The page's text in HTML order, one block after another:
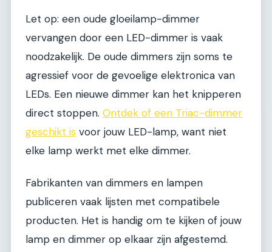
Let op: een oude gloeilamp-dimmer
vervangen door een LED-dimmer is vaak
noodzakelijk. De oude dimmers zijn soms te
agressief voor de gevoelige elektronica van
LEDs. Een nieuwe dimmer kan het knipperen
direct stoppen. Ontdek of een Triac-dimmer
geschikt is voor jouw LED-lamp, want niet
elke lamp werkt met elke dimmer.
Fabrikanten van dimmers en lampen
publiceren vaak lijsten met compatibele
producten. Het is handig om te kijken of jouw
lamp en dimmer op elkaar zijn afgestemd.